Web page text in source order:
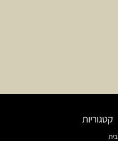
קטגוריות
בית